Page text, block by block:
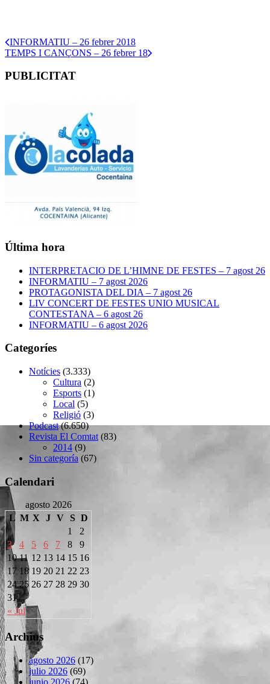
INFORMATIU – 26 febrer 2018
TEMPS I CANÇONS – 26 febrer 18
PUBLICITAT
Última hora
INTERPRETACIO DE L’HIMNE DE FESTES – 7 agost 26
INFORMATIU – 7 agost 2026
PROTAGONISTA DEL DIA – 7 agost 26
LIV CONCERT DE FESTES UNIO MUSICAL
CONTESTANA – 6 agost 26
INFORMATIU – 6 agost 2026
Categoríes
Notícies (3.333)
Cultura (2)
Esports (1)
Local (5)
Religió (3)
Podcast(6.650)
Revista El Comtat (83)
2014 (9)
Sin categoría (67)
Calendari
agosto 2026
L M X J V S D
« Jul
1
2
3
4 5 6 7 8
9
10 11 12 13 14 15 16
17 18 19 20 21 22 23
24 25 26 27 28 29 30
31
Archius
agosto 2026 (17)
julio 2026 (69)
junio 2026 (74)